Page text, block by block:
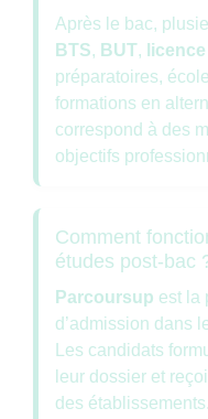
Après le bac,
BTS, BUT,
préparatoires,
formations en
correspond à des
objectifs
Comment
études post-bac
Parcoursup est la
d’admission dans
Les candidats
leur dossier et
des